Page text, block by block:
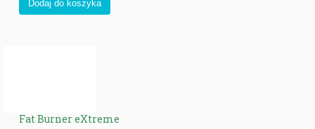
Fat Burner eXtreme